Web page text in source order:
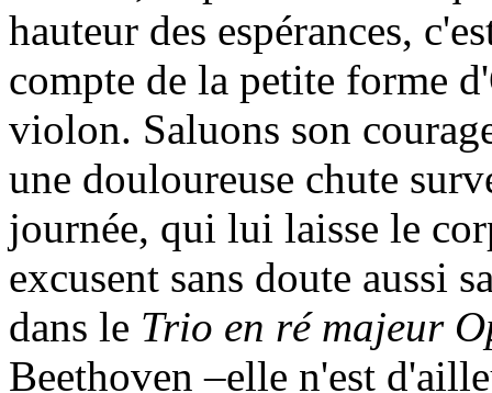
hauteur des espérances,
compte de la petite forme
violon. Saluons son
une douloureuse chute
journée, qui lui laisse le
excusent sans doute aussi
dans le Trio en ré majeur
Beethoven –elle n'est